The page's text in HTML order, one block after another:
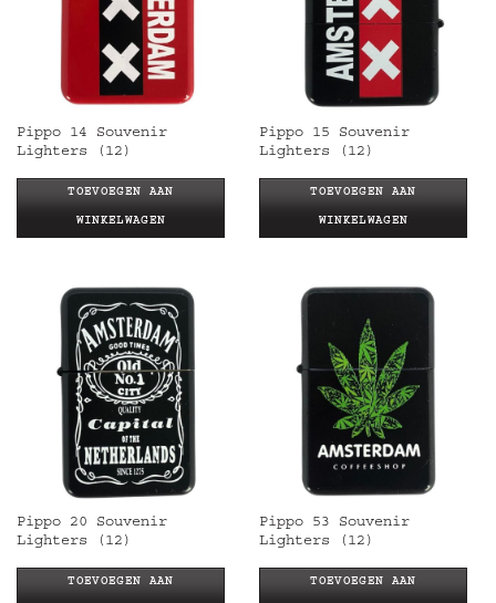
Pippo 14 Souvenir
Lighters (12)
TOEVOEGEN AAN
WINKELWAGEN
Pippo 15 Souvenir
Lighters (12)
TOEVOEGEN AAN
WINKELWAGEN
Pippo 20 Souvenir
Lighters (12)
TOEVOEGEN AAN
Pippo 53 Souvenir
Lighters (12)
TOEVOEGEN AAN